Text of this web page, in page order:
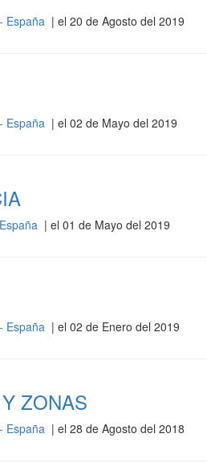
España | el 20 de Agosto del 2019
España | el 02 de Mayo del 2019
| el 01 de Mayo del 2019
España | el 02 de Enero del 2019
ZONAS
España | el 28 de Agosto del 2018